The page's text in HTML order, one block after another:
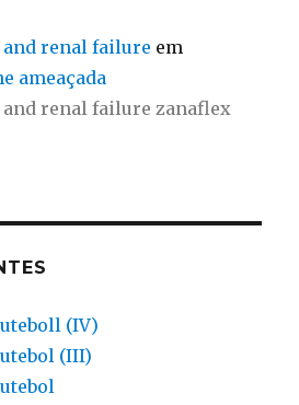
renal failure em
ameaçada
renal failure zanaflex
(IV)
(III)